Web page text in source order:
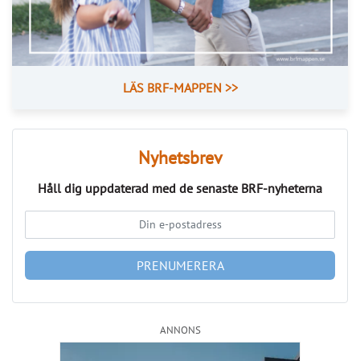
Läs fler nyheter